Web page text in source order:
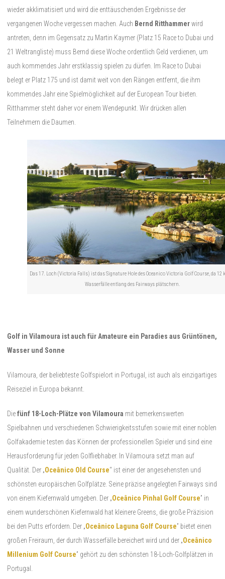
wieder akklimatisiert und wird die enttäuschenden Ergebnisse der
vergangenen Woche vergessen machen. Auch Bernd Ritthammerwird
antreten, denn im Gegensatz zu Martin Kaymer (Platz 15 Race to Dubai und
21 Weltrangliste) muss Bernd diese Woche ordentlich Geld verdienen, um
auch kommendes Jahr erstklassig spielen zu dürfen. Im Race to Dubai
belegt er Platz 175 und ist damit weit von den Rängen entfernt, die ihm
kommendes Jahr eine Spielmöglichkeit auf der European Tour bieten.
Ritthammer steht daher vor einem Wendepunkt. Wir drücken allen
Teilnehmern die Daumen.
Das 17. Loch (Victoria Falls) ist das Signature Hole des Oceanico Victoria Golf Course, da 12
Wasserfälle entlang des Fairways plätschern.
Golf in Vilamoura ist auch für Amateure ein Paradies aus Grüntönen,
Wasser und Sonne
Vilamoura, der beliebteste Golfspielort in Portugal, ist auch als einzigartiges
Reiseziel in Europa bekannt.
Diefünf 18-Loch-Plätze von Vilamoura mit bemerkenswerten
Spielbahnen und verschiedenen Schwierigkeitsstufen sowie mit einer noblen
Golfakademie testen das Können der professionellen Spieler und sind eine
Herausforderung für jeden Golfliebhaber. In Vilamoura setzt man auf
Qualität. Der „Oceânico Old Course“ ist einer der angesehensten und
schönsten europäischen Golfplätze. Seine präzise angelegten Fairways sind
von einem Kiefernwald umgeben. Der „Oceânico Pinhal Golf Course” in
einem wunderschönen Kiefernwald hat kleinere Greens, die große Präzision
bei den Putts erfordern. Der „Oceânico Laguna Golf Course” bietet einen
großen Freiraum, der durch Wasserfälle bereichert wird und der „Oceânico
Millenium Golf Course” gehört zu den schönsten 18-Loch-Golfplätzen in
Portugal.